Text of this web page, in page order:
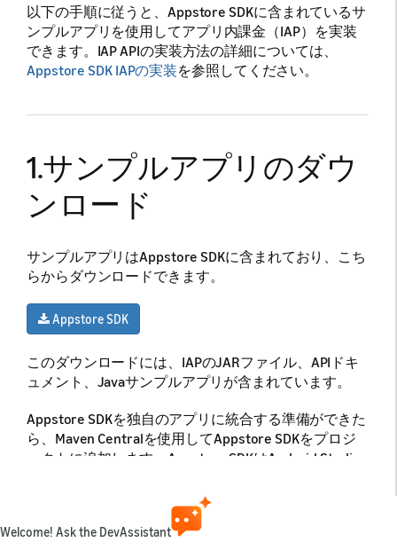
以下の手順に従うと、Appstore SDKに含まれているサ
ンプルアプリを使用してアプリ内課金（IAP）を実装
できます。IAP APIの実装方法の詳細については、
Appstore SDK IAPの実装を参照してください。
1.サンプルアプリのダウ
ンロード
サンプルアプリはAppstore SDKに含まれており、こち
らからダウンロードできます。
Appstore SDK
このダウンロードには、IAPのJARファイル、APIドキ
ュメント、Javaサンプルアプリが含まれています。
Appstore SDKを独自のアプリに統合する準備ができた
ら、Maven Centralを使用してAppstore SDKをプロジ
ェクトに追加します。Appstore SDKはAndroid Studio
め、アプリ内課金（IAP）を始める場合はこの方法を
お勧めします。SDKが更新されると、Maven Centralか
ら自動的に通知が送信されます。
Welcome! Ask the DevAssistant